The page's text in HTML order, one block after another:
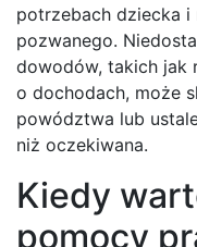
potrzebach dziecka
pozwanego.
dowodów, takich jak
o dochodach, może
powództwa lub
niż oczekiwana.
Kiedy
pomocy